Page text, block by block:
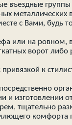
въездные
с Вами, будь
или на ровном,
ворот
к
и изготовлении
тщательно
комфорта